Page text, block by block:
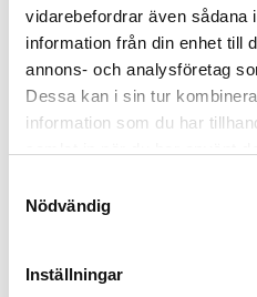
vidarebefordrar även sådana
information från din enhet till
annons- och analysföretag
Dessa kan i sin tur
information som du har
Nödvändig
Inställningar
2. Personupplysningar
3. Betalning
Fel